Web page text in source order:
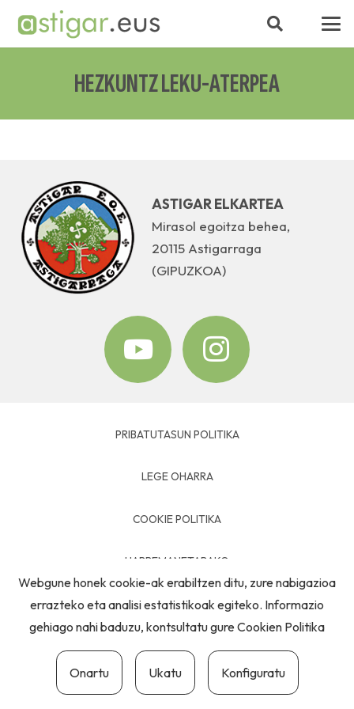
HEZKUNTZ LEKU-ATERPEA
ASTIGAR ELKARTEA
Mirasol egoitza behea,
20115 Astigarraga
(GIPUZKOA)
PRIBATUTASUN POLITIKA
LEGE OHARRA
COOKIE POLITIKA
HARREMANETARAKO
Webgune honek cookie-ak erabiltzen ditu, zure nabigazioa
errazteko eta analisi estatistikoak egiteko. Informazio
gehiago nahi baduzu, kontsultatu gureCookien Politika
Onartu Ukatu Konfiguratu